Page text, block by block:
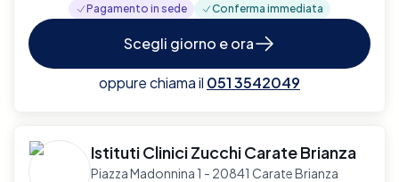
Pagamento in sede Conferma immediata
Scegli giorno e ora
oppure chiama il 051 3542049
Istituti Clinici Zucchi Carate Brianza
Piazza Madonnina 1 - 20841 Carate Brianza